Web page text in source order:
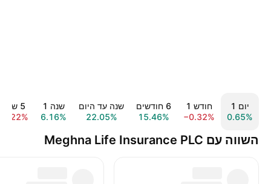
יום ‎1‎
0.65%
חודש ‎1‎
−0.32%
‎6‎ חודשים
15.46%
שנה עד היום
22.05%
שנה ‎1‎
6.16%
‎5‎ שנים
השווה עם Meghna Life Insurance PLC